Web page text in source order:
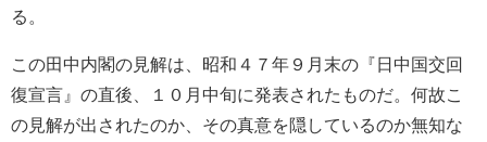
る。
この田中内閣の見解は、昭和４７年９月末の『日中国交回
復宣言』の直後、１０月中旬に発表されたものだ。何故こ
の見解が出されたのか、その真意を隠しているのか無知な